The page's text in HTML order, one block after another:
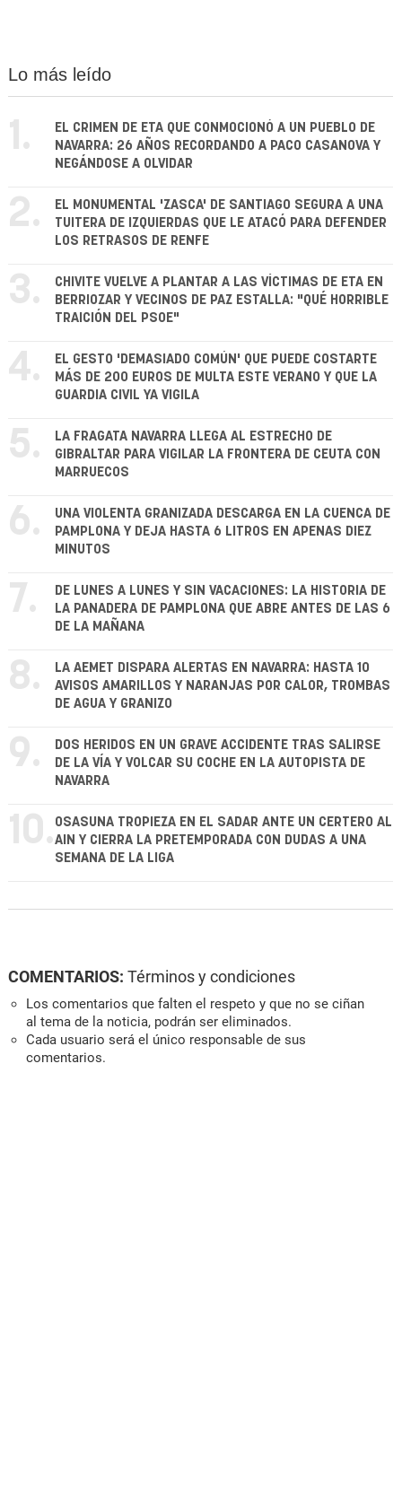
Lo más leído
1.
EL CRIMEN DE ETA QUE CONMOCIONÓ A UN PUEBLO DE
NAVARRA: 26 AÑOS RECORDANDO A PACO CASANOVA Y
NEGÁNDOSE A OLVIDAR
2.
EL MONUMENTAL 'ZASCA' DE SANTIAGO SEGURA A UNA
TUITERA DE IZQUIERDAS QUE LE ATACÓ PARA DEFENDER
LOS RETRASOS DE RENFE
3.
CHIVITE VUELVE A PLANTAR A LAS VÍCTIMAS DE ETA EN
BERRIOZAR Y VECINOS DE PAZ ESTALLA: "QUÉ HORRIBLE
TRAICIÓN DEL PSOE"
4.
EL GESTO 'DEMASIADO COMÚN' QUE PUEDE COSTARTE
MÁS DE 200 EUROS DE MULTA ESTE VERANO Y QUE LA
GUARDIA CIVIL YA VIGILA
5.
LA FRAGATA NAVARRA LLEGA AL ESTRECHO DE
GIBRALTAR PARA VIGILAR LA FRONTERA DE CEUTA CON
MARRUECOS
6.
UNA VIOLENTA GRANIZADA DESCARGA EN LA CUENCA DE
PAMPLONA Y DEJA HASTA 6 LITROS EN APENAS DIEZ
MINUTOS
7.
DE LUNES A LUNES Y SIN VACACIONES: LA HISTORIA DE
LA PANADERA DE PAMPLONA QUE ABRE ANTES DE LAS 6
DE LA MAÑANA
8.
LA AEMET DISPARA ALERTAS EN NAVARRA: HASTA 10
AVISOS AMARILLOS Y NARANJAS POR CALOR, TROMBAS
DE AGUA Y GRANIZO
9.
DOS HERIDOS EN UN GRAVE ACCIDENTE TRAS SALIRSE
DE LA VÍA Y VOLCAR SU COCHE EN LA AUTOPISTA DE
NAVARRA
10. OSASUNA TROPIEZA EN EL SADAR ANTE UN CERTERO AL
AIN Y CIERRA LA PRETEMPORADA CON DUDAS A UNA
SEMANA DE LA LIGA
COMENTARIOS: Términos y condiciones
Los comentarios que falten el respeto y que no se ciñan
al tema de la noticia, podrán ser eliminados.
Cada usuario será el único responsable de sus
comentarios.